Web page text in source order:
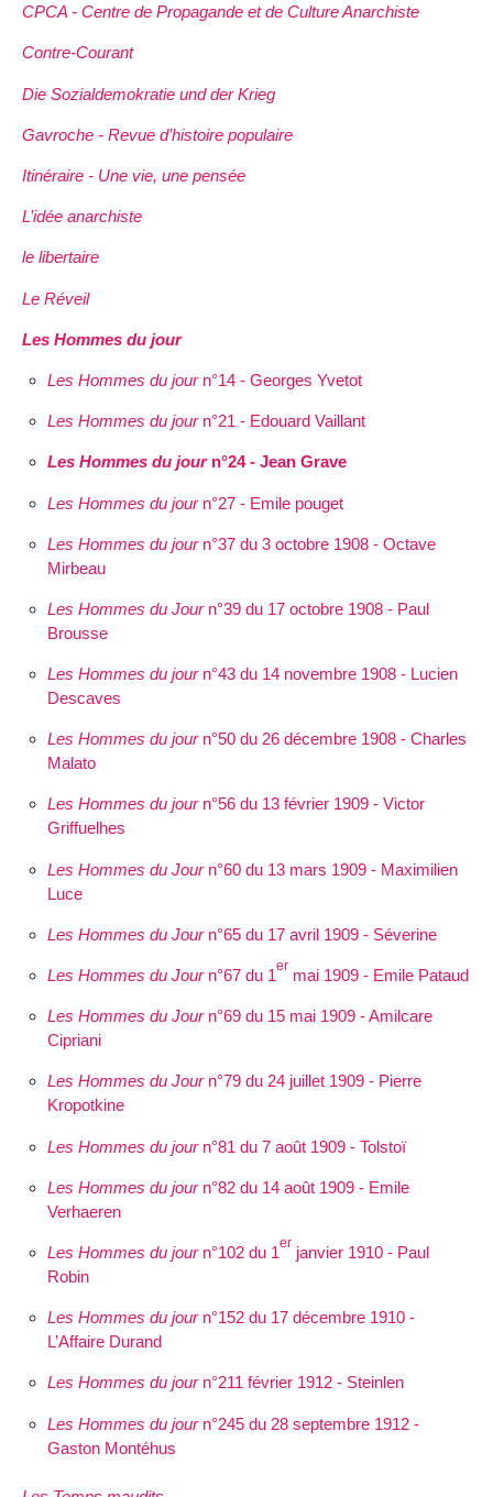
CPCA - Centre de Propagande et de Culture Anarchiste
Contre-Courant
Die Sozialdemokratie und der Krieg
Gavroche - Revue d’histoire populaire
Itinéraire - Une vie, une pensée
L’idée anarchiste
le libertaire
Le Réveil
Les Hommes du jour
Les Hommes du journ°14 - Georges Yvetot
Les Hommes du journ°21 - Edouard Vaillant
Les Hommes du journ°24 - Jean Grave
Les Hommes du journ°27 - Emile pouget
Les Hommes du journ°37 du 3 octobre 1908 - Octave
Mirbeau
Les Hommes du Journ°39 du 17 octobre 1908 - Paul
Brousse
Les Hommes du journ°43 du 14 novembre 1908 - Lucien
Descaves
Les Hommes du journ°50 du 26 décembre 1908 - Charles
Malato
Les Hommes du journ°56 du 13 février 1909 - Victor
Griffuelhes
Les Hommes du Journ°60 du 13 mars 1909 - Maximilien
Luce
Les Hommes du Journ°65 du 17 avril 1909 - Séverine
Les Hommes du Journ°67 du 1er mai 1909 - Emile Pataud
Les Hommes du Journ°69 du 15 mai 1909 - Amilcare
Cipriani
Les Hommes du Journ°79 du 24 juillet 1909 - Pierre
Kropotkine
Les Hommes du journ°81 du 7 août 1909 - Tolstoï
Les Hommes du journ°82 du 14 août 1909 - Emile
Verhaeren
Les Hommes du journ°102 du 1er janvier 1910 - Paul
Robin
Les Hommes du journ°152 du 17 décembre 1910 -
L’Affaire Durand
Les Hommes du journ°211 février 1912 - Steinlen
Les Hommes du journ°245 du 28 septembre 1912 -
Gaston Montéhus